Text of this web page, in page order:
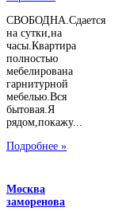
СВОБОДНА.Сдается
на сутки,на
часы.Квартира
полностью
мебелирована
гарнитурной
мебелью.Вся
бытовая.Я
рядом,покажу...
Подробнее »
Москва
заморенова